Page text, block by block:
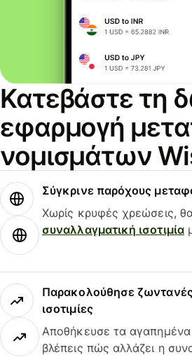
Κατεβάστε τη
εφαρμογή
νομισμάτων
Σύγκρινε παρόχους
Χωρίς κρυφές χρεώσεις,
συναλλαγματική ισοτιμία
Παρακολούθησε
ισοτιμίες
Αποθήκευσε τα
βλέπεις πώς αλλάζει η